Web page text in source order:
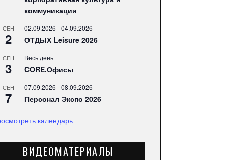
коммуникации
СЕН
2
02.09.2026 -04.09.2026
ОТДЫХ Leisure 2026
СЕН
3
Весь день
CORE.Офисы
СЕН
7
07.09.2026 -08.09.2026
Персонал Экспо 2026
календарь
ВИДЕОМАТЕРИАЛЫ